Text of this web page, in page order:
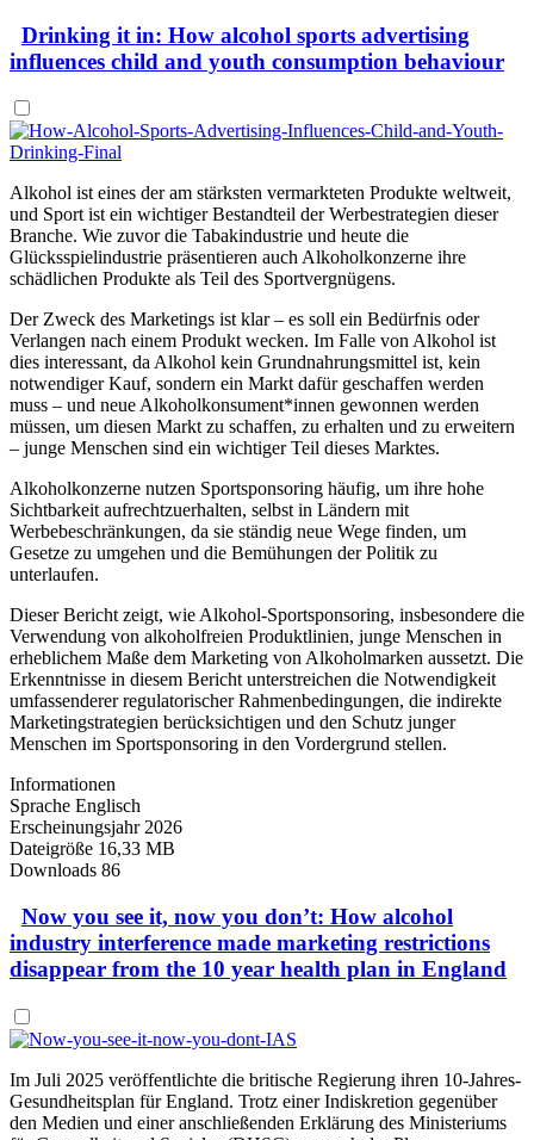
Drinking it in: How alcohol sports advertising
influences child and youth consumption behaviour
Alkohol ist eines der am stärksten vermarkteten Produkte weltweit,
und Sport ist ein wichtiger Bestandteil der Werbestrategien dieser
Branche. Wie zuvor die Tabakindustrie und heute die
Glücksspielindustrie präsentieren auch Alkoholkonzerne ihre
schädlichen Produkte als Teil des Sportvergnügens.
Der Zweck des Marketings ist klar – es soll ein Bedürfnis oder
Verlangen nach einem Produkt wecken. Im Falle von Alkohol ist
dies interessant, da Alkohol kein Grundnahrungsmittel ist, kein
notwendiger Kauf, sondern ein Markt dafür geschaffen werden
muss – und neue Alkoholkonsument*innen gewonnen werden
müssen, um diesen Markt zu schaffen, zu erhalten und zu erweitern
– junge Menschen sind ein wichtiger Teil dieses Marktes.
Alkoholkonzerne nutzen Sportsponsoring häufig, um ihre hohe
Sichtbarkeit aufrechtzuerhalten, selbst in Ländern mit
Werbebeschränkungen, da sie ständig neue Wege finden, um
Gesetze zu umgehen und die Bemühungen der Politik zu
unterlaufen.
Dieser Bericht zeigt, wie Alkohol-Sportsponsoring, insbesondere die
Verwendung von alkoholfreien Produktlinien, junge Menschen in
erheblichem Maße dem Marketing von Alkoholmarken aussetzt. Die
Erkenntnisse in diesem Bericht unterstreichen die Notwendigkeit
umfassenderer regulatorischer Rahmenbedingungen, die indirekte
Marketingstrategien berücksichtigen und den Schutz junger
Menschen im Sportsponsoring in den Vordergrund stellen.
Informationen
Sprache Englisch
Erscheinungsjahr 2026
Dateigröße 16,33 MB
Downloads 86
Now you see it, now you don’t: How alcohol
industry interference made marketing restrictions
disappear from the 10 year health plan in England
Im Juli 2025 veröffentlichte die britische Regierung ihren 10-Jahres-
Gesundheitsplan für England. Trotz einer Indiskretion gegenüber
den Medien und einer anschließenden Erklärung des Ministeriums